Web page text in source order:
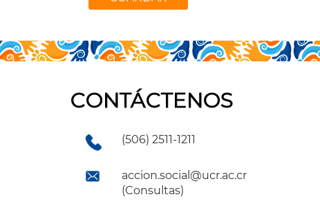
CONTÁCTENOS
(506) 2511-1211
accion.social@ucr.ac.cr
(Consultas)